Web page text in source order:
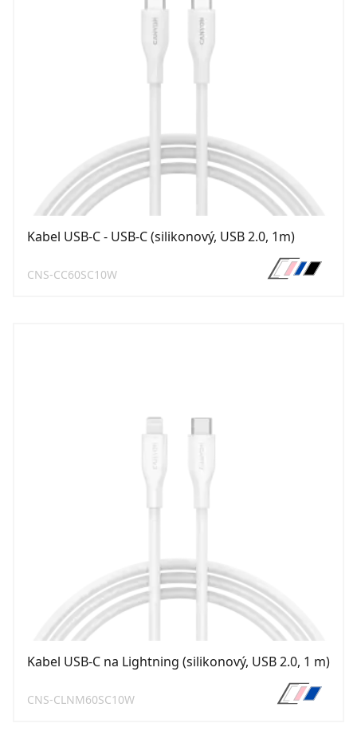
Kabel USB-C - USB-C (silikonový, USB 2.0, 1m)
CNS-CC60SC10W
Kabel USB-C na Lightning (silikonový, USB 2.0, 1 m)
CNS-CLNM60SC10W